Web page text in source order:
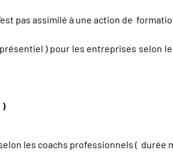
pas assimilé à une action de
) pour les entreprises selon
)
les coachs professionnels ( durée